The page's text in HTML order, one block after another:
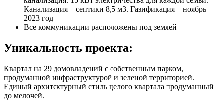
Канализация – септики 8,5 м3. Газификация – ноябрь
2023 год
Все коммуникации расположены под землей
Уникальность проекта:
Квартал на 29 домовладений с собственным парком,
продуманной инфраструктурой и зеленой территорией.
Единый архитектурный стиль целого квартала продуманный
до мелочей.